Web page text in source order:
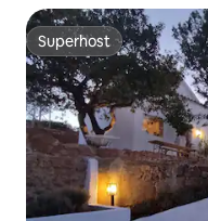
Superhost
Superhost